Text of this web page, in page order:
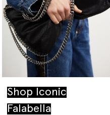
Shop Iconic
Falabella